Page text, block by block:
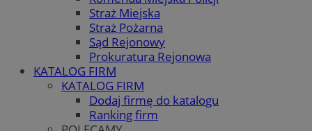
Straż Miejska
Straż Pożarna
Sąd Rejonowy
Prokuratura Rejonowa
KATALOG FIRM
KATALOG FIRM
Dodaj firmę do katalogu
Ranking firm